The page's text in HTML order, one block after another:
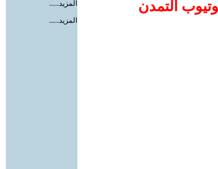
التمدن المزيد.....
المزيد.....